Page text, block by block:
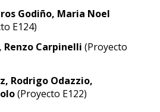
Godiño, Maria Noel
E124)
Carpinelli (Proyecto
Rodrigo Odazzio,
(Proyecto E122)